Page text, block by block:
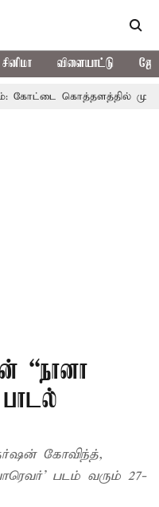
சினிமா விளையாட்டு
கொத்தளத்தில் முதல்
“நானா
படம் வரும் 27-